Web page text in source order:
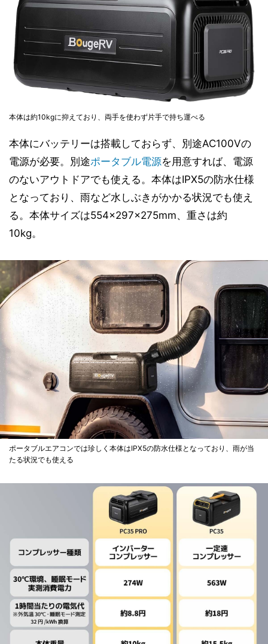
本体は約10kgに抑えており、両手を使わず片手で持ち運べる
本体にバッテリーは搭載しておらず、別途AC100Vの
電源が必要。別途ポータブル電源を用意すれば、電源
のないアウトドアでも使える。本体はIPX5の防水仕様
となっており、雨など水しぶきがかかる状況でも使え
る。本体サイズは554×297×275mm、重さは約
10kg。
ポータブルエアコンでは珍しく本体はIPX5の防水仕様となっており、雨が当
たる状況でも使える